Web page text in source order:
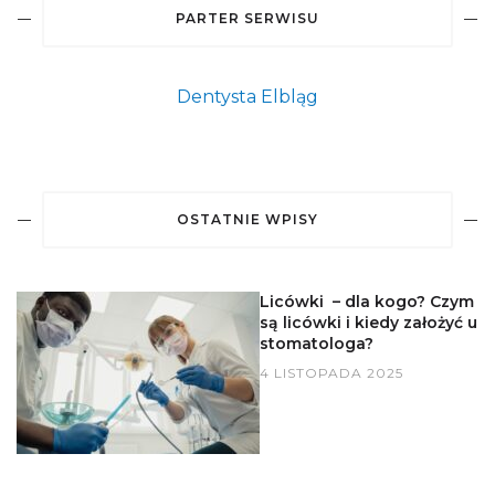
PARTER SERWISU
Dentysta Elbląg
OSTATNIE WPISY
Licówki – dla kogo? Czym
są licówki i kiedy założyć u
stomatologa?
4 LISTOPADA 2025